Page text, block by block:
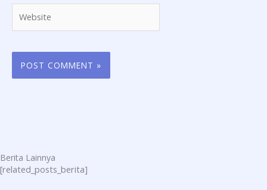
Berita Lainnya
[related_posts_berita]